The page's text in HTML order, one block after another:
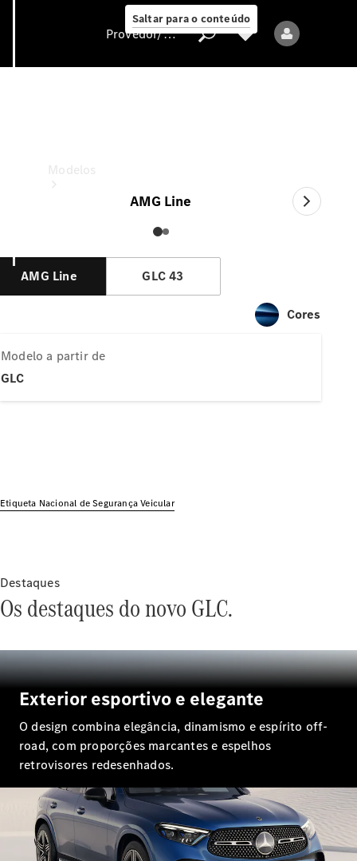
Saltar para o conteúdo
Todos os modelos
Modelos híbridos plug-in
Sedans
Todos os
EQE
Sedan
Classe E
Classe S
Sedan
Longo
Configurador
Test drive
Showroom
SUV
Provedor/proteção de dados
AMG Line
AMG Line GLC 43
Cores
Modelo
GLC
a partir de
Etiqueta Nacional de Segurança Veicular
Destaques
Os destaques do novo GLC.
Exterior esportivo e elegante
O design combina elegância, dinamismo e espírito off-
road, com proporções marcantes e espelhos
retrovisores redesenhados.